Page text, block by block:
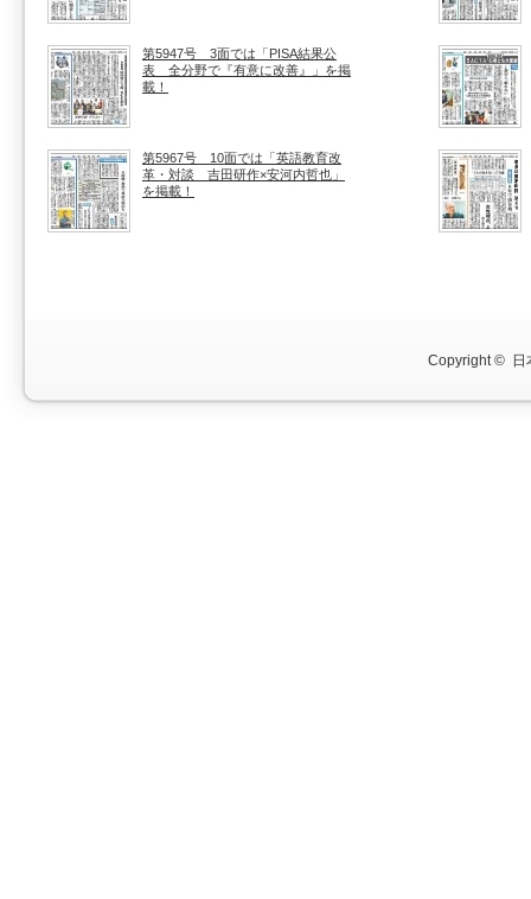
第5947号 3面では「PISA結果公
表 全分野で『有意に改善』」を掲
載！
第5967号 10面では「英語教育改
革・対談 吉田研作×安河内哲也」
を掲載！
Copyright © 日